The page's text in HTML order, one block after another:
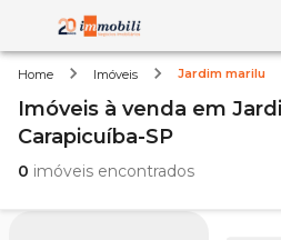
Home Imóveis Jardim marilu
Imóveis à venda em
Carapicuíba-SP
0 imóveis encontrados